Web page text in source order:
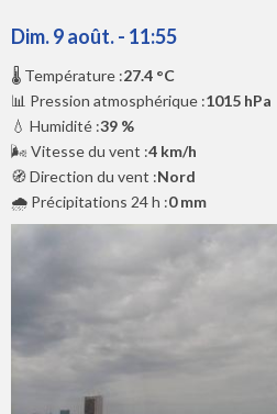
Dim. 9 août. - 11:55
🌡️ Température :27.4 °C
📊 Pression atmosphérique :1015 hPa
💧 Humidité :39 %
🌬️ Vitesse du vent :4 km/h
🧭 Direction du vent :Nord
🌧️ Précipitations 24 h :0 mm